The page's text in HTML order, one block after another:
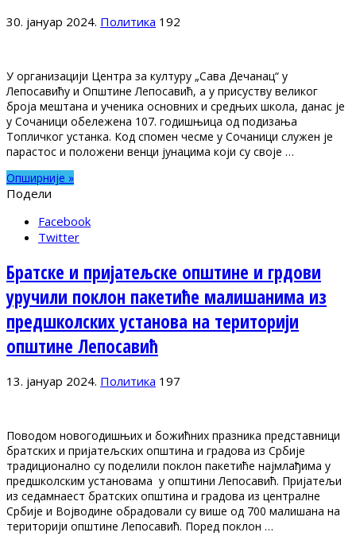
30. јануар 2024. Политика 192
У организацији Центра за културу „Сава Дечанац“ у
Лепосавићу и Општине Лепосавић, а у присуству великог
броја мештана и ученика основних и средњих школа, данас је
у Сочаници обележена 107. годишњица од подизања
Топличког устанка. Код спомен чесме у Сочаници служен је
парастос и положени венци јунацима који су своје …
Опширније »
Подели
Facebook
Twitter
Братске и пријатељске општине и грдови
уручили поклон пакетиће малишанима из
предшколских установа на територији
општине Лепосавић
13. јануар 2024. Политика 197
Поводом новогодишњих и божићних празника представници
братских и пријатељских општина и градова из Србије
традиционално су поделили поклон пакетиће најмлађима у
предшколским установама у општини Лепосавић. Пријатељи
из седамнаест братских општина и градова из централне
Србије и Војводине обрадовали су више од 700 малишана на
територији општине Лепосавић. Поред поклон …